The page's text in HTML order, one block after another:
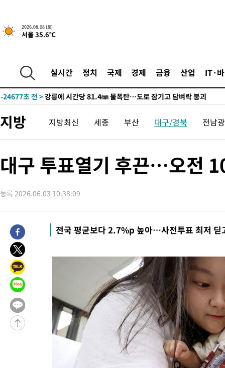
2026.08.08 (토)
서울 35.6℃
실시간 정치 국제 경제 금융 산업 IT·
3시간 전 >[속보]뉴욕증시 상승 마감…S&P 0.6% 나스닥 1.3%↑
틀레티코 이적"
-31763초 전 > 수도권 40도 육박 '펄펄'…동해안 일부 지역엔 호의주의보
-30732초 전 >
-24677초 전 >강릉에 시간당 81.4㎜ 물폭탄…도로 잠기고 담벼락 붕괴
-18494초 전 >
선재도서 해루질 나섰다 실종 60대, 닷새 만에 숨진 채 발견
-16028초 전 >남자 농구, 나고야 아시안게임서 '홈팀' 일본과 한일전
-11631초 전 >극한폭염 한풀 꺾이지만…'낮 최고 35도' 무더위, 열대야 계속
주 날씨]
-7166초 전 >[속보]'압수수색·성접대 논란' 축구협회 "실망과 걱정 안겨드려
[속보]뉴욕증시 상승 마감…S&P 0.6% 나스닥 1.3%↑
-31981초 전 >
[속보]이강인 "감독님이 원하는 마음 느꼈고, 많은 트로피 원해
틀레티코 이적"
-31763초 전 >
-30732초 전 >
온열질환 사망자 3명 늘어…누적 환자 3000명 돌파
-24677초 전 >
강릉에 시간당 81.4㎜ 물폭탄…도로 잠기고 담벼락 붕괴
-20784초 전 >
백운산서 80년근 천종산삼 9뿌리 발견…감정가 1.3억원
-18494초 전 >
선재도서 해루질 나섰다 실종 60대, 닷새 만에 숨진 채 발견
-16028초 전 >
남자 농구, 나고야 아시안게임서 '홈팀' 일본과 한일전
여수 오동도 해상서 모터보트 전복…1명 사망·1명 실종
극한폭염 한풀 꺾이지만…'낮 최고 35도' 무더위, 열대야 계속
축구협회 "압수수색·성접대 논란 사과…쇄신의 기회로 삼겠다"
지방 지방최신 세종 부산 대구/경북 전남
대구 투표열기 후끈…오전
등록 2026.06.03 10:38:09
전국 평균보다 2.7%p 높아…사전투표 최저